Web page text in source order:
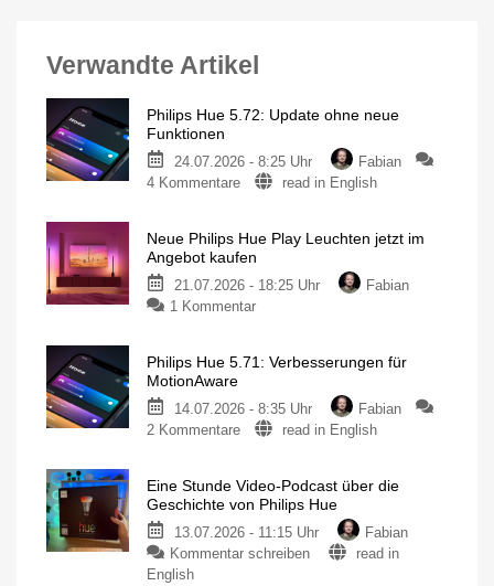
Verwandte Artikel
Philips Hue 5.72: Update ohne neue
Funktionen
24.07.2026 - 8:25 Uhr
Fabian
4 Kommentarezu
5.72:
Update
ohne
neue
rund
Energieverbrauch
read in English
Neue Philips Hue Play Leuchten jetzt im
Angebot kaufen
21.07.2026 - 18:25 Uhr
Fabian
1 Kommentarzu
Hue
Leuchten
jetzt
kaufen
15
sparen
Philips Hue 5.71: Verbesserungen für
MotionAware
14.07.2026 - 8:35 Uhr
Fabian
2 Kommentarezu
5.71:
Verbesserungen
für
MotionAware
read in English
Eine Stunde Video-Podcast über die
Geschichte von Philips Hue
13.07.2026 - 11:15 Uhr
Fabian
Kommentar schreiben
zu
read in
English